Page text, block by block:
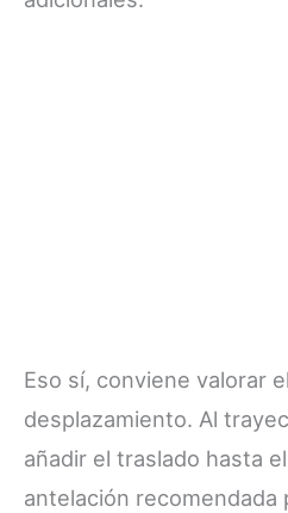
Eso sí, conviene valorar
desplazamiento. Al
añadir el traslado hasta
antelación recomendada